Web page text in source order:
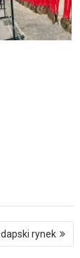
rynek